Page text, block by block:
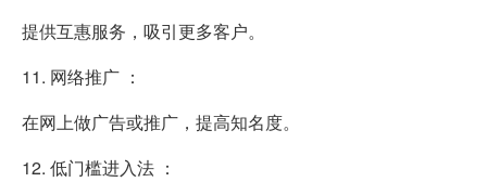
提供互惠服务，吸引更多客户。
11. 网络推广 ：
在网上做广告或推广，提高知名度。
12. 低门槛进入法 ：